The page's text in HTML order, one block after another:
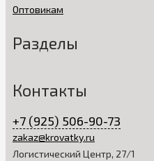
Оптовикам
Разделы
Контакты
+7 (925) 506-90-73
zakaz@krovatky.ru
Логистический Центр, 27/1